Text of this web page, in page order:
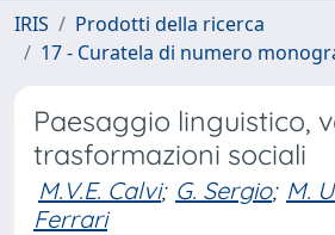
IRIS
Prodotti della ricerca
17 - Curatela di numero
Paesaggio linguistico,
trasformazioni sociali
M.V.E. Calvi; G. Sergio; M.
Ferrari